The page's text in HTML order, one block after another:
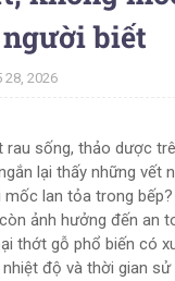
biết
28, 2026
rau sống, thảo dược
lại thấy những vết
lan tỏa trong
ảnh hưởng đến an
thớt gỗ phổ biến có
độ và thời gian sử